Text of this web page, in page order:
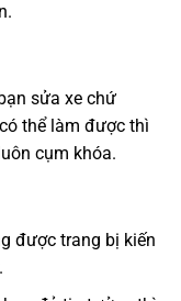
sửa xe chứ
thể làm được thì
cụm khóa.
được trang bị kiến